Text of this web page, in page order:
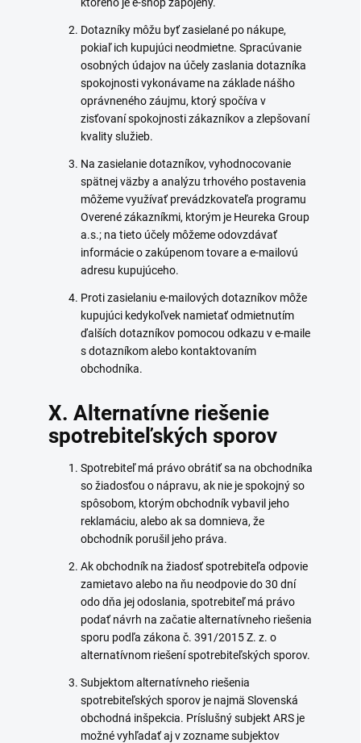
Dotazníky môžu byť zasielané po nákupe,
pokiaľ ich kupujúci neodmietne. Spracúvanie
osobných údajov na účely zaslania dotazníka
spokojnosti vykonávame na základe nášho
oprávneného záujmu, ktorý spočíva v
zisťovaní spokojnosti zákazníkov a zlepšovaní
kvality služieb.
Na zasielanie dotazníkov, vyhodnocovanie
spätnej väzby a analýzu trhového postavenia
môžeme využívať prevádzkovateľa programu
Overené zákazníkmi, ktorým je Heureka Group
a.s.; na tieto účely môžeme odovzdávať
informácie o zakúpenom tovare a e-mailovú
adresu kupujúceho.
Proti zasielaniu e-mailových dotazníkov môže
kupujúci kedykoľvek namietať odmietnutím
ďalších dotazníkov pomocou odkazu v e-maile
s dotazníkom alebo kontaktovaním
obchodníka.
X. Alternatívne riešenie
spotrebiteľských sporov
Spotrebiteľ má právo obrátiť sa na obchodníka
so žiadosťou o nápravu, ak nie je spokojný so
spôsobom, ktorým obchodník vybavil jeho
reklamáciu, alebo ak sa domnieva, že
obchodník porušil jeho práva.
Ak obchodník na žiadosť spotrebiteľa odpovie
zamietavo alebo na ňu neodpovie do 30 dní
odo dňa jej odoslania, spotrebiteľ má právo
podať návrh na začatie alternatívneho riešenia
sporu podľa zákona č. 391/2015 Z. z. o
alternatívnom riešení spotrebiteľských sporov.
Subjektom alternatívneho riešenia
spotrebiteľských sporov je najmä Slovenská
obchodná inšpekcia. Príslušný subjekt ARS je
možné vyhľadať aj v zozname subjektov